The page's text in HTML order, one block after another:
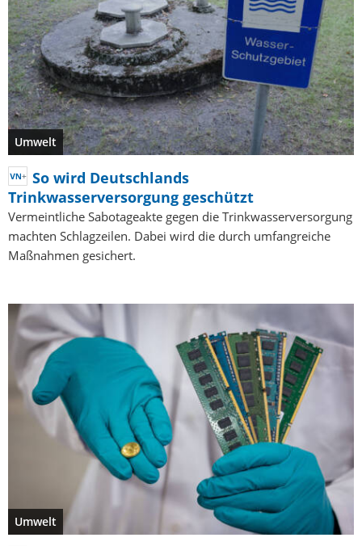
Umwelt
So wird Deutschlands
Trinkwasserversorgung geschützt
Vermeintliche Sabotageakte gegen die Trinkwasserversorgung
machten Schlagzeilen. Dabei wird die durch umfangreiche
Maßnahmen gesichert.
Umwelt